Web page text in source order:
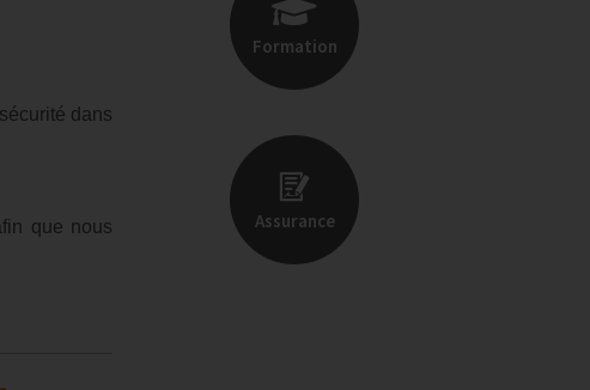
dans
que nous
Formation
Assurance